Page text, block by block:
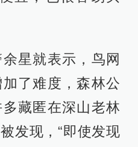
星就表示，鸟网
了难度，森林公
藏匿在深山老林
发现，“即使发现